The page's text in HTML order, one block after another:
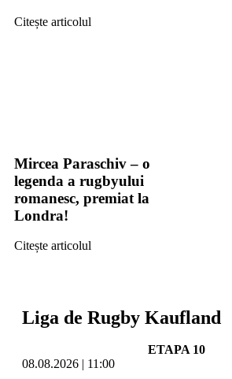
Citește articolul
Mircea Paraschiv – o
legenda a rugbyului
romanesc, premiat la
Londra!
Citește articolul
Liga de Rugby Kaufland
ETAPA 10
08.08.2026 | 11:00